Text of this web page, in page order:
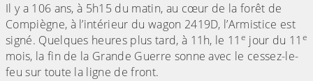
Il y a 106 ans, à 5h15 du matin, au cœur de la forêt de
Compiègne, à l’intérieur du wagon 2419D, l’Armistice est
signé. Quelques heures plus tard, à 11h, le 11 e jour du 11 e
mois, la fin de la Grande Guerre sonne avec le cessez-le-
feu sur toute la ligne de front.